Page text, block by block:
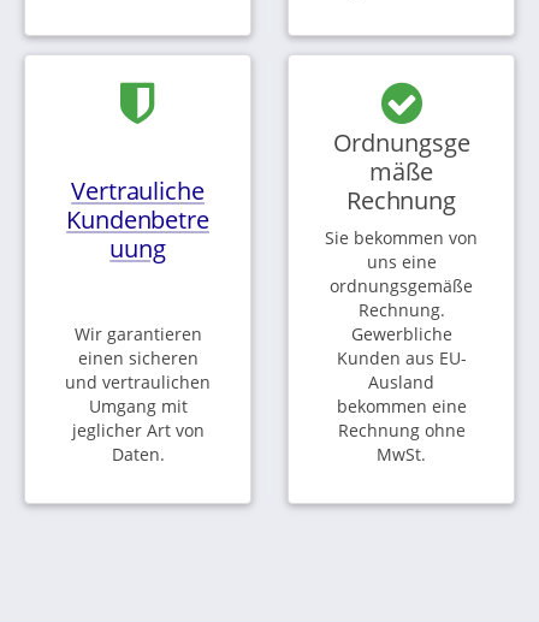
Vertrauliche
Kundenbetre
uung
Wir garantieren
einen sicheren
und vertraulichen
Umgang mit
jeglicher Art von
Daten.
Ordnungsge
mäße
Rechnung
Sie bekommen von
uns eine
ordnungsgemäße
Rechnung.
Gewerbliche
Kunden aus EU-
Ausland
bekommen eine
Rechnung ohne
MwSt.